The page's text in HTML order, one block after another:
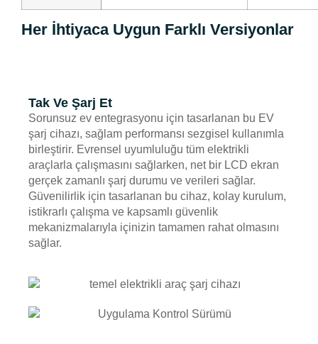
Her İhtiyaca Uygun Farklı Versiyonlar
Tak Ve Şarj Et
Sorunsuz ev entegrasyonu için tasarlanan bu EV
şarj cihazı, sağlam performansı sezgisel kullanımla
birleştirir. Evrensel uyumluluğu tüm elektrikli
araçlarla çalışmasını sağlarken, net bir LCD ekran
gerçek zamanlı şarj durumu ve verileri sağlar.
Güvenilirlik için tasarlanan bu cihaz, kolay kurulum,
istikrarlı çalışma ve kapsamlı güvenlik
mekanizmalarıyla içinizin tamamen rahat olmasını
sağlar.